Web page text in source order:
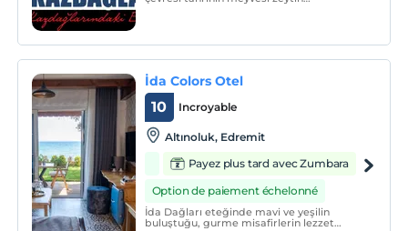
İda Colors Otel
Incroyable
10
Altınoluk, Edremit
Payez plus tard avec Zumbara
Option de paiement échelonné
İda Dağları eteğinde mavi ve yeşilin
buluştuğu, gurme misafirlerin lezzet